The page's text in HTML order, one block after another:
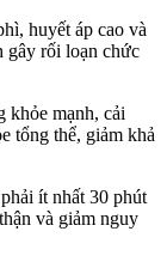
huyết áp cao và
gây rối loạn chức
khỏe mạnh, cải
tổng thể, giảm khả
ít nhất 30 phút
và giảm nguy